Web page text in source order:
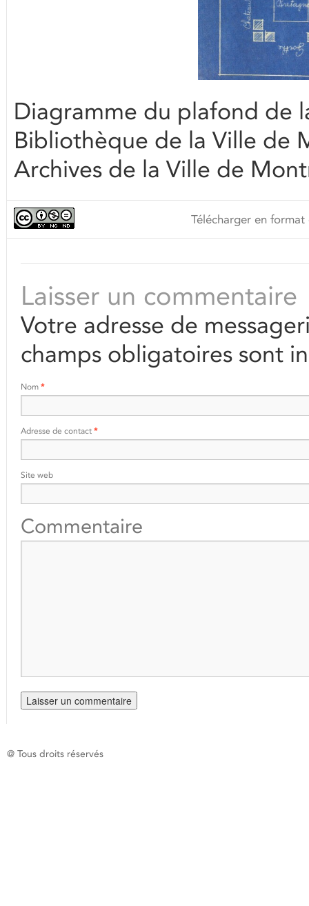
Diagramme du plafond de
Bibliothèque de la Ville de
Archives de la Ville de
Télécharger en
Laisser un commentaire
Votre adresse de
champs obligatoires sont
Nom *
Adresse de contact *
Site web
Commentaire
@ Tous droits réservés